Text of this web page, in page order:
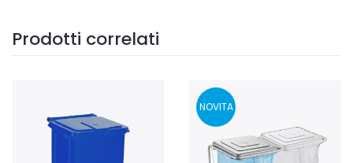
Prodotti correlati